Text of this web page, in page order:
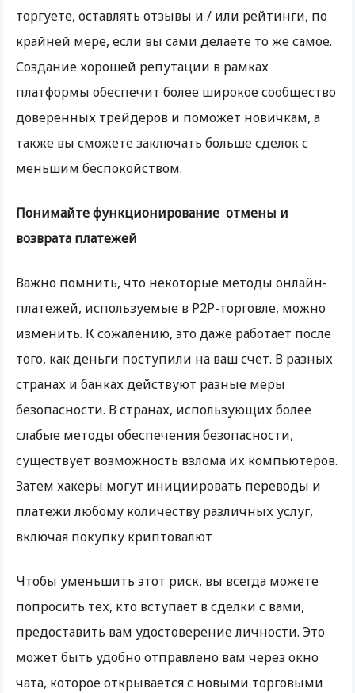
торгуете, оставлять отзывы и / или рейтинги, по
крайней мере, если вы сами делаете то же самое.
Создание хорошей репутации в рамках
платформы обеспечит более широкое сообщество
доверенных трейдеров и поможет новичкам, а
также вы сможете заключать больше сделок с
меньшим беспокойством.
Понимайтефункционирование отмены и
возврата платежей
Важно помнить, что некоторые методы онлайн-
платежей, используемые в P2P-торговле, можно
изменить. К сожалению, это даже работает после
того, как деньги поступили на ваш счет. В разных
странах и банках действуют разные меры
безопасности. В странах, использующих более
слабые методы обеспечения безопасности,
существует возможность взлома их компьютеров.
Затем хакеры могут инициировать переводы и
платежи любому количеству различных услуг,
включая покупку криптовалют
Чтобы уменьшить этот риск, вы всегда можете
попросить тех, кто вступает в сделки с вами,
предоставить вам удостоверение личности. Это
может быть удобно отправлено вам через окно
чата, которое открывается с новыми торговыми